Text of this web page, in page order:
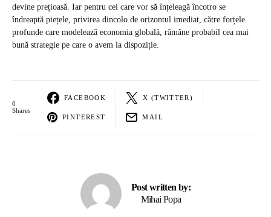
devine prețioasă. Iar pentru cei care vor să înțeleagă încotro se
îndreaptă piețele, privirea dincolo de orizontul imediat, către forțele
profunde care modelează economia globală, rămâne probabil cea mai
bună strategie pe care o avem la dispoziție.
0
Shares
FACEBOOK X (TWITTER)
PINTEREST MAIL
Post written by:
Mihai Popa